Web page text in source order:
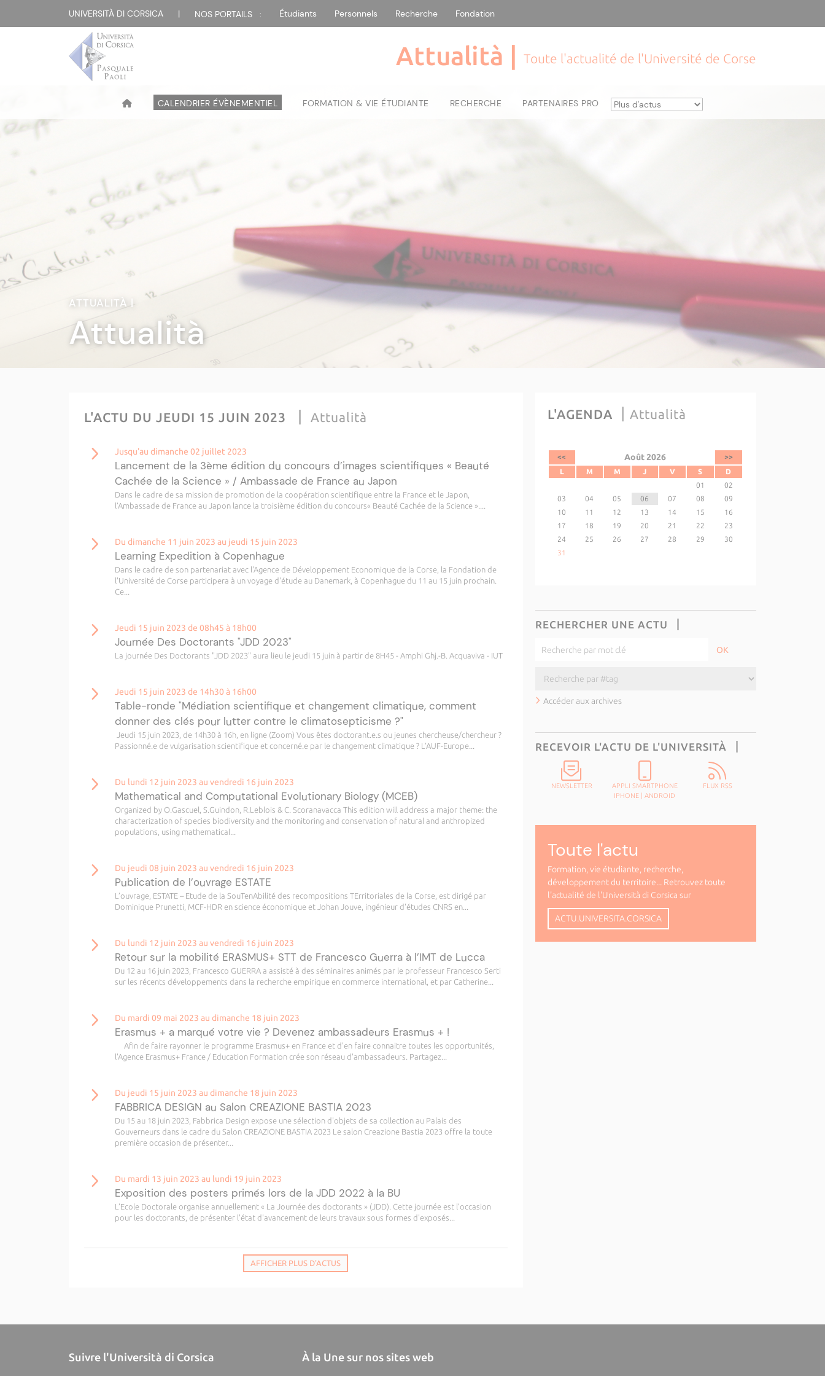
UNIVERSITÀ DI CORSICA | NOS PORTAILS : Étudiants Personnels Recherche Fondation
Attualità | Toute l'actualité de l'Université de Corse
CALENDRIER ÉVÈNEMENTIEL FORMATION & VIE ÉTUDIANTE RECHERCHE PARTENAIRES PRO
ATTUALITÀ |
Attualità
L'ACTU DU JEUDI 15 JUIN 2023 Attualità
Jusqu'au dimanche 02 juillet 2023
Lancement de la 3ème édition du concours d’images scientifiques « Beauté
Cachée de la Science » / Ambassade de France au Japon
Dans le cadre de sa mission de promotion de la coopération scientifique entre la France et le Japon,
l’Ambassade de France au Japon lance la troisième édition du concours« Beauté Cachée de la Science »....
Du dimanche 11 juin 2023 au jeudi 15 juin 2023
Learning Expedition à Copenhague
Dans le cadre de son partenariat avec l'Agence de Développement Economique de la Corse, la Fondation de
l'Université de Corse participera à un voyage d'étude au Danemark, à Copenhague du 11 au 15 juin prochain.
Ce...
Jeudi 15 juin 2023 de 08h45 à 18h00
Journée Des Doctorants "JDD 2023"
La journée Des Doctorants "JDD 2023" aura lieu le jeudi 15 juin à partir de 8H45 - Amphi Ghj.-B. Acquaviva - IUT
Jeudi 15 juin 2023 de 14h30 à 16h00
Table-ronde "Médiation scientifique et changement climatique, comment
donner des clés pour lutter contre le climatosepticisme ?"
Jeudi 15 juin 2023, de 14h30 à 16h, en ligne (Zoom) Vous êtes doctorant.e.s ou jeunes chercheuse/chercheur ?
Passionné.e de vulgarisation scientifique et concerné.e par le changement climatique ? L’AUF-Europe...
Du lundi 12 juin 2023 au vendredi 16 juin 2023
Mathematical and Computational Evolutionary Biology (MCEB)
Organized by O.Gascuel, S.Guindon, R.Leblois & C. Scoranavacca This edition will address a major theme: the
characterization of species biodiversity and the monitoring and conservation of natural and anthropized
populations, using mathematical...
Du jeudi 08 juin 2023 au vendredi 16 juin 2023
Publication de l’ouvrage ESTATE
L’ouvrage, ESTATE – Etude de la SouTenAbilité des recompositions TErritoriales de la Corse, est dirigé par
Dominique Prunetti, MCF-HDR en science économique et Johan Jouve, ingénieur d'études CNRS en...
Du lundi 12 juin 2023 au vendredi 16 juin 2023
Retour sur la mobilité ERASMUS+ STT de Francesco Guerra à l’IMT de Lucca
Du 12 au 16 juin 2023, Francesco GUERRA a assisté à des séminaires animés par le professeur Francesco Serti
sur les récents développements dans la recherche empirique en commerce international, et par Catherine...
Du mardi 09 mai 2023 au dimanche 18 juin 2023
Erasmus + a marqué votre vie ? Devenez ambassadeurs Erasmus + !
Afin de faire rayonner le programme Erasmus+ en France et d'en faire connaitre toutes les opportunités,
l'Agence Erasmus+ France / Education Formation crée son réseau d'ambassadeurs. Partagez...
Du jeudi 15 juin 2023 au dimanche 18 juin 2023
FABBRICA DESIGN au Salon CREAZIONE BASTIA 2023
Du 15 au 18 juin 2023, Fabbrica Design expose une sélection d'objets de sa collection au Palais des
Gouverneurs dans le cadre du Salon CREAZIONE BASTIA 2023 Le salon Creazione Bastia 2023 offre la toute
première occasion de présenter...
Du mardi 13 juin 2023 au lundi 19 juin 2023
Exposition des posters primés lors de la JDD 2022 à la BU
L’Ecole Doctorale organise annuellement « La Journée des doctorants » (JDD). Cette journée est l’occasion
pour les doctorants, de présenter l'état d'avancement de leurs travaux sous formes d'exposés...
AFFICHER PLUS D'ACTUS
L'AGENDA Attualità
<< Août 2026
>>
L
M M J V S
D
01
02
03
04 05 06 07 08
09
10
11 12 13 14 15
16
17
18 19 20 21 22
23
24
25 26 27 28 29
30
31
RECHERCHER UNE ACTU
Accéder aux archives
RECEVOIR L'ACTU DE L'UNIVERSITÀ
NEWSLETTER
APPLI SMARTPHONE
IPHONE |ANDROID
FLUX RSS
Toute l'actu
Formation, vie étudiante, recherche,
développement du territoire... Retrouvez toute
l'actualité de l'Università di Corsica sur
ACTU.UNIVERSITA.CORSICA
Suivre l'Università di Corsica À la Une sur nos sites web